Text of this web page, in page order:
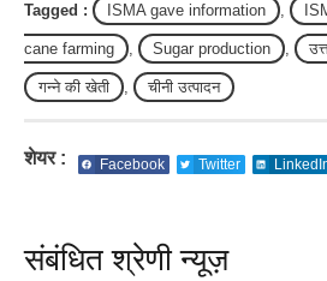
Tagged : ISMA gave information ,
cane farming , Sugar production ,
गन्ने की खेती , चीनी उत्पादन
शेयर : Facebook Twitter
संबंधित श्रेणी न्यूज़